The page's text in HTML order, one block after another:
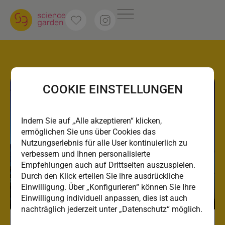
COOKIE EINSTELLUNGEN
Indem Sie auf „Alle akzeptieren“ klicken,
ermöglichen Sie uns über Cookies das
Nutzungserlebnis für alle User kontinuierlich zu
verbessern und Ihnen personalisierte
Empfehlungen auch auf Drittseiten auszuspielen.
Durch den Klick erteilen Sie ihre ausdrückliche
Einwilligung. Über „Konfigurieren“ können Sie Ihre
Einwilligung individuell anpassen, dies ist auch
nachträglich jederzeit unter „Datenschutz“ möglich.